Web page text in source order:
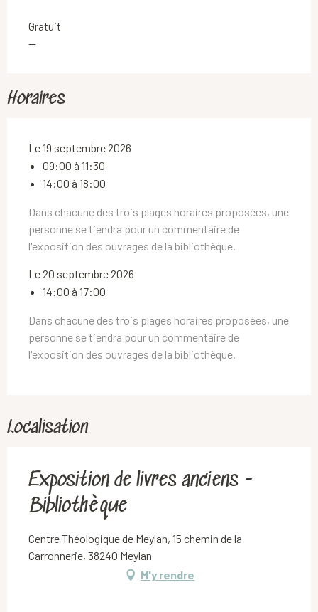
Gratuit
—
Horaires
Le 19 septembre 2026
09:00 à 11:30
14:00 à 18:00
Dans chacune des trois plages horaires proposées, une
personne se tiendra pour un commentaire de
l'exposition des ouvrages de la bibliothèque.
Le 20 septembre 2026
14:00 à 17:00
Dans chacune des trois plages horaires proposées, une
personne se tiendra pour un commentaire de
l'exposition des ouvrages de la bibliothèque.
Localisation
Exposition de livres anciens -
Bibliothèque
Centre Théologique de Meylan, 15 chemin de la
Carronnerie, 38240 Meylan
M'y rendre